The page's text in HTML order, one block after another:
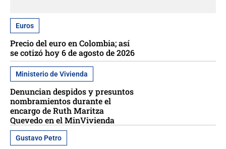
Euros
Precio del euro en Colombia; así
se cotizó hoy 6 de agosto de 2026
Ministerio de Vivienda
Denuncian despidos y presuntos
nombramientos durante el
encargo de Ruth Maritza
Quevedo en el MinVivienda
Gustavo Petro